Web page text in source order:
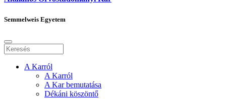
Semmelweis Egyetem
A Karról
A Karról
A Kar bemutatása
Dékáni köszöntő